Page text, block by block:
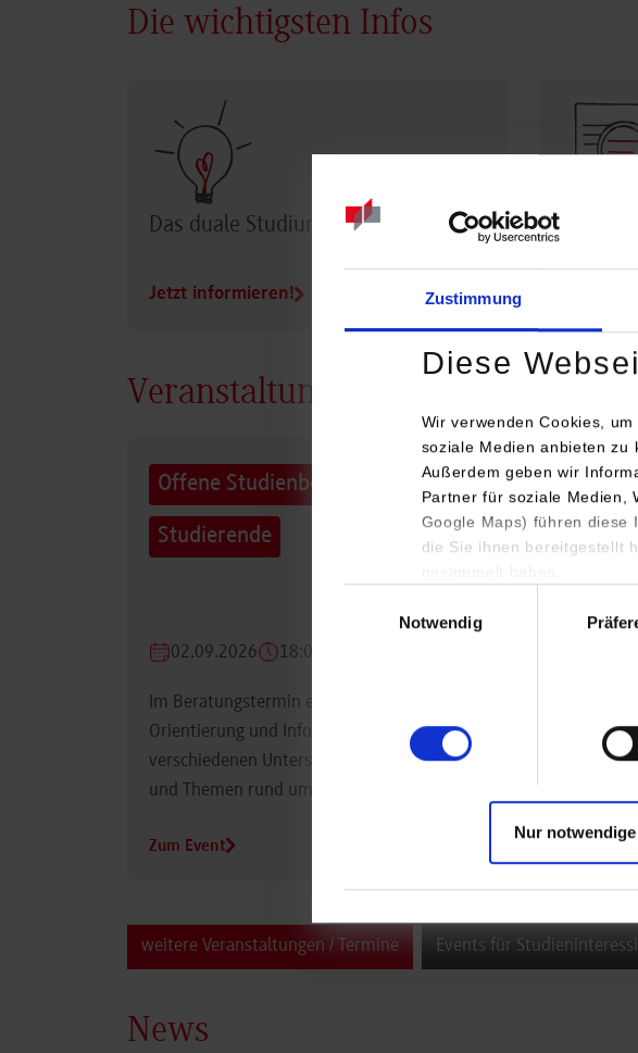
Zustimmung
Diese
Wir verwenden Cookies,
soziale Medien anbieten zu
Außerdem geben wir
Partner für soziale Medien,
Google Maps) führen diese
die Sie ihnen bereitgestellt
Notwendig
Nur
Die wichtigsten Infos
Das duale Studium im Überblick
Jetzt informieren! Profil
Veranstaltungen
Offene Studienberatung für
Studierende
02.09.2026 18:00 Uhr
Im Beratungstermin erhalten Studierende
Orientierung und Informationen zu
verschiedenen Unterstützungsmöglichkeiten
und Themen rund um das Studium.
Zum Event Zum Event
weitere Veranstaltungen / Termine Events für
News